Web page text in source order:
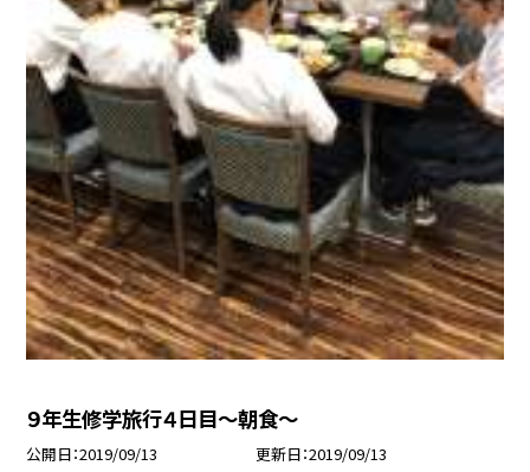
９年生修学旅行４日目〜朝食〜
公開日 2019/09/13 更新日 2019/09/13